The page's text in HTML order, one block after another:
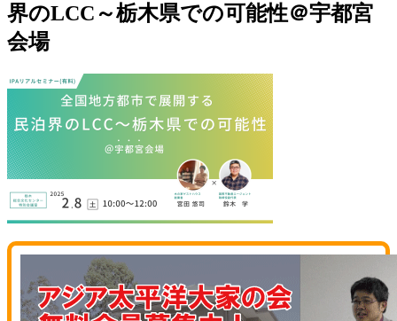
界のLCC～栃木県での可能性＠宇都宮
会場